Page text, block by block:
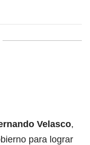
Velasco,
para lograr